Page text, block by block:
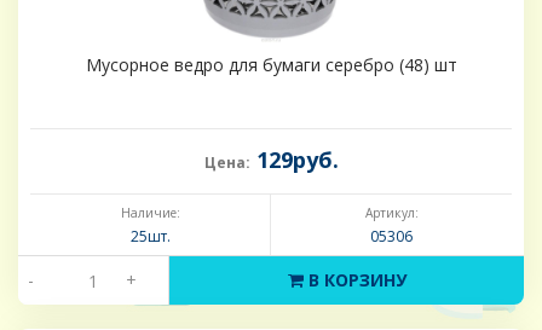
Мусорное ведро для бумаги серебро (48) шт
Цена: 129руб.
Наличие:
25шт.
Артикул:
05306
- + В КОРЗИНУ